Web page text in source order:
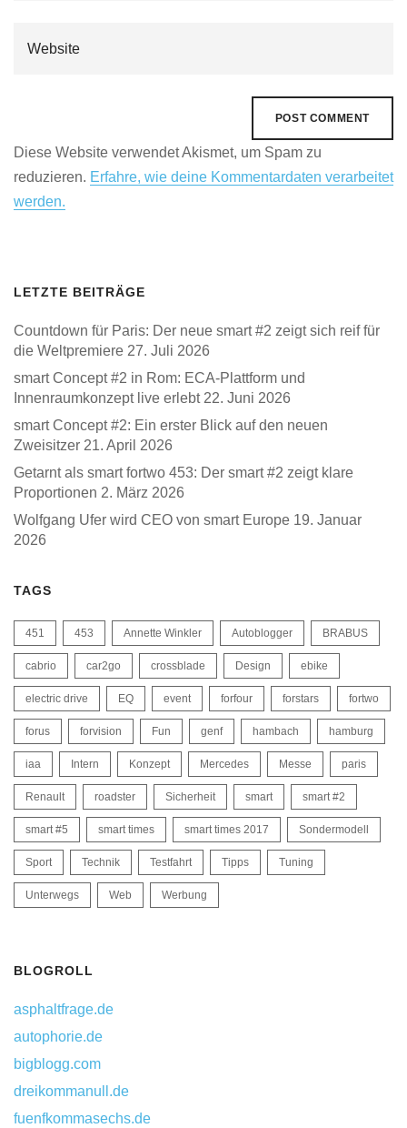
Diese Website verwendet Akismet, um Spam zu
reduzieren. Erfahre, wie deine Kommentardaten verarbeitet
werden.
LETZTE BEITRÄGE
Countdown für Paris: Der neue smart #2 zeigt sich reif für
die Weltpremiere 27. Juli 2026
smart Concept #2 in Rom: ECA-Plattform und
Innenraumkonzept live erlebt 22. Juni 2026
smart Concept #2: Ein erster Blick auf den neuen
Zweisitzer 21. April 2026
Getarnt als smart fortwo 453: Der smart #2 zeigt klare
Proportionen 2. März 2026
Wolfgang Ufer wird CEO von smart Europe 19. Januar
2026
TAGS
451 453 Annette Winkler Autoblogger BRABUS
cabrio car2go crossblade Design ebike
electric drive EQ event forfour forstars fortwo
forus forvision Fun genf hambach hamburg
iaa Intern Konzept Mercedes Messe paris
Renault roadster Sicherheit smart smart #2
smart #5 smart times smart times 2017 Sondermodell
Sport Technik Testfahrt Tipps Tuning
Unterwegs Web Werbung
BLOGROLL
asphaltfrage.de
autophorie.de
bigblogg.com
dreikommanull.de
fuenfkommasechs.de